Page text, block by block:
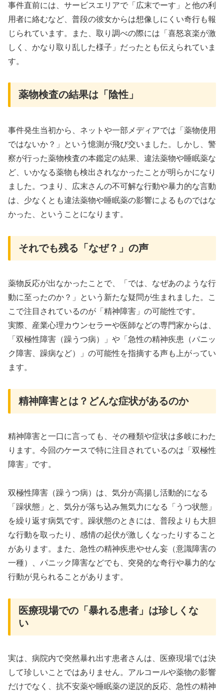
事件直前には、サービスエリアで「広末でーす」と他の利
用者に絡むなど、普段の彼女からは想像しにくい奇行も報
じられています。また、取り調べの際には「喜怒哀楽が激
しく、かなり取り乱した様子」だったとも伝えられていま
す。
薬物検査の結果は「陰性」
事件発生当初から、ネットや一部メディアでは「薬物使用
ではないか？」という憶測が飛び交いました。しかし、警
察が行った薬物検査の本鑑定の結果、違法薬物や睡眠薬な
ど、いかなる薬物も検出されなかったことが明らかになり
ました。つまり、広末さんの不可解な行動や暴力的な言動
は、少なくとも違法薬物や睡眠薬の影響によるものではな
かった、ということになります。
それでも残る「なぜ？」の声
薬物反応が出なかったことで、「では、なぜあのような行
動に至ったのか？」という新たな疑問が生まれました。こ
こで注目されているのが「精神障害」の可能性です。
実際、産業心理カウンセラーや医師などの専門家からは、
「双極性障害（躁うつ病）」や「急性の精神疾患（パニッ
ク障害、躁病など）」の可能性を指摘する声も上がってい
ます。
精神障害とは？どんな症状があるのか
精神障害と一口に言っても、その種類や症状は多岐にわた
ります。今回のケースで特に注目されているのは「双極性
障害」です。
双極性障害（躁うつ病）は、気分が高揚し活動的になる
「躁状態」と、気分が落ち込み無気力になる「うつ状態」
を繰り返す病気です。躁状態のときには、普段よりも大胆
な行動を取ったり、感情の起伏が激しくなったりすること
があります。また、急性の精神疾患やせん妄（意識障害の
一種）、パニック障害などでも、突発的な奇行や暴力的な
行動が見られることがあります。
医療現場での「暴れる患者」は珍しくな
い
実は、病院内で突然暴れ出す患者さんは、医療現場では決
して珍しいことではありません。アルコールや薬物の影響
だけでなく、抗不安薬や睡眠薬の逆説的反応、急性の精神